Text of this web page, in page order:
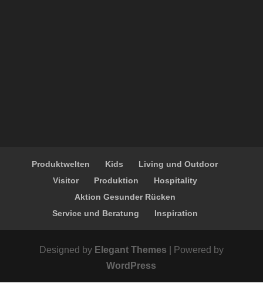
Produktwelten Kids
Living und Outdoor
Visitor
Produktion
Hospitality
Aktion Gesunder Rücken
Service und Beratung
Inspiration
Designed by Elegant Themes | Powered by
WordPress